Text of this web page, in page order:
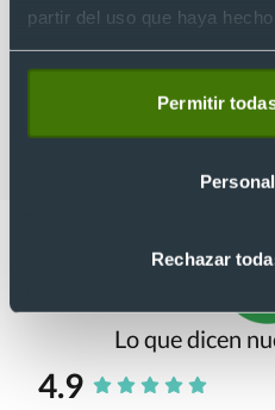
partir del uso que haya
Permitir
Rechazar
bolígrafos sostenibles
Lo que dicen
4.9